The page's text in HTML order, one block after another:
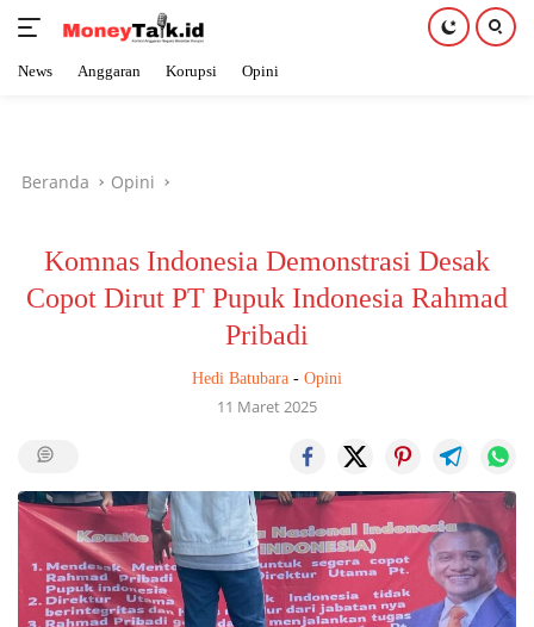
News Anggaran Korupsi Opini
Beranda Opini
Komnas Indonesia Demonstrasi Desak
Copot Dirut PT Pupuk Indonesia Rahmad
Pribadi
Hedi Batubara - Opini
11 Maret 2025